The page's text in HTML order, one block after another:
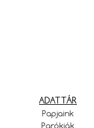
ADATTÁR
Papjaink
Parókiák